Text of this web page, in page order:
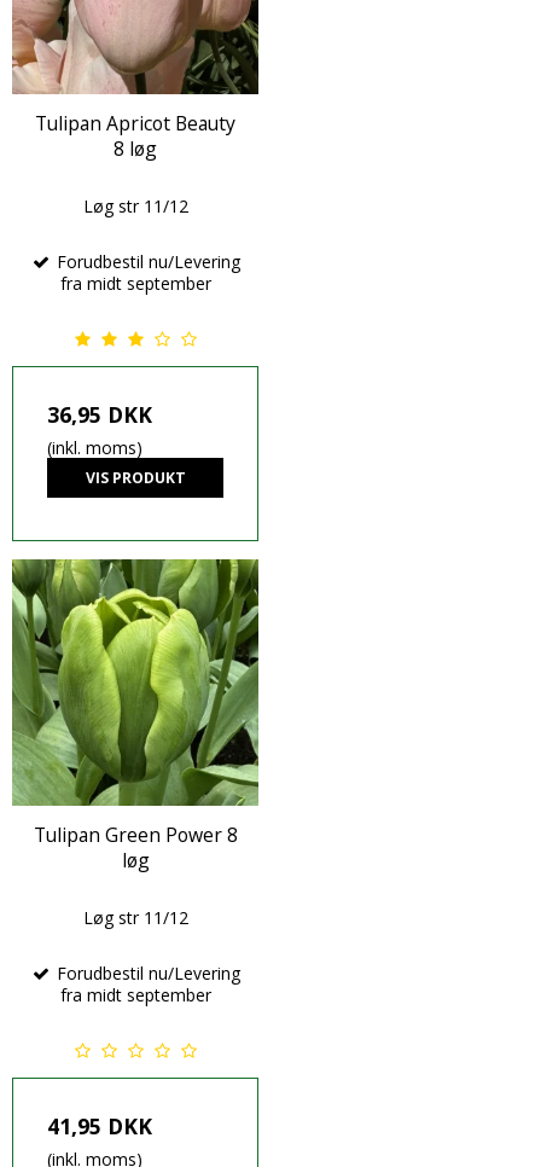
Tulipan Apricot Beauty
8 løg
Løg str 11/12
Forudbestil nu/Levering
fra midt september
36,95 DKK
(inkl. moms)
VIS PRODUKT
Tulipan Green Power 8
løg
Løg str 11/12
Forudbestil nu/Levering
fra midt september
41,95 DKK
(inkl. moms)